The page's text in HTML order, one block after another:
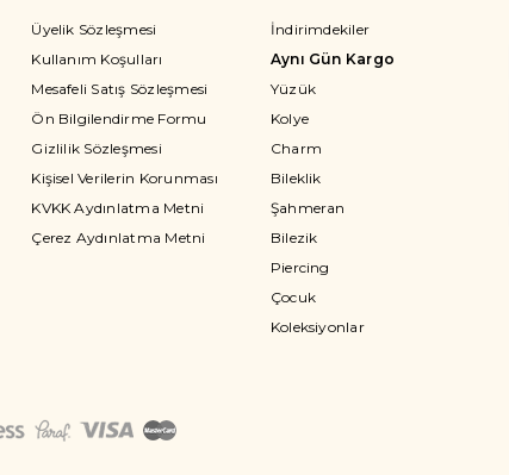
Üyelik Sözleşmesi
Kullanım Koşulları
Mesafeli Satış Sözleşmesi
Ön Bilgilendirme Formu
Gizlilik Sözleşmesi
Kişisel Verilerin Korunması
KVKK Aydınlatma Metni
Çerez Aydınlatma Metni
İndirimdekiler
Aynı Gün Kargo
Yüzük
Kolye
Charm
Bileklik
Şahmeran
Bilezik
Piercing
Çocuk
Koleksiyonlar